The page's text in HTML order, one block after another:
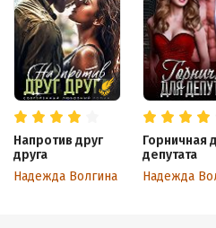
Напротив друг
друга
Надежда Волгина
Горничная
депутата
Надежда